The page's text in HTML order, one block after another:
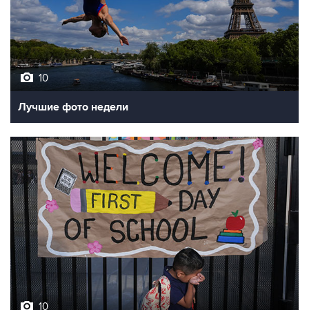
10
Лучшие фото недели
10